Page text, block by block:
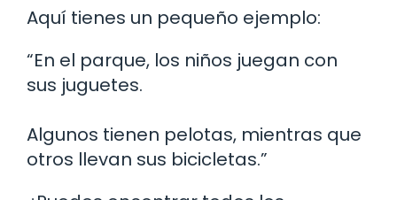
Aquí tienes un pequeño ejemplo:
“En el parque, los niños juegan con
sus juguetes.
Algunos tienen pelotas, mientras que
otros llevan sus bicicletas.”